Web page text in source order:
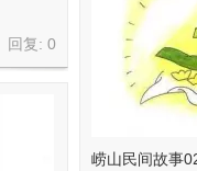
复: 0
崂山民间故事